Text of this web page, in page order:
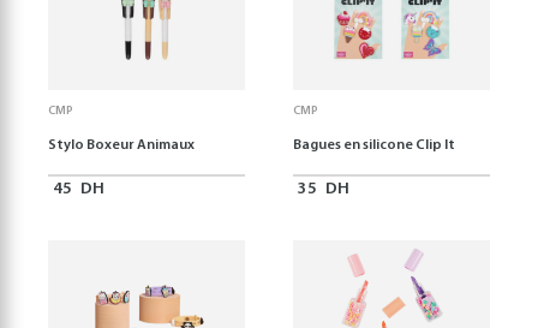
CMP
Stylo Boxeur Animaux
45 DH
CMP
Bagues en silicone Clip It
35 DH